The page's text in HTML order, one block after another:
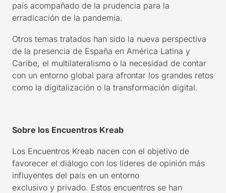
país acompañado de la prudencia para la
erradicación de la pandemia.
Otros temas tratados han sido la nueva perspectiva
de la presencia de España en América Latina y
Caribe, el multilateralismo o la necesidad de contar
con un entorno global para afrontar los grandes retos
como la digitalización o la transformación digital.
Sobre los Encuentros Kreab
Los Encuentros Kreab nacen con el objetivo de
favorecer el diálogo con los líderes de opinión más
influyentes del país en un entorno
exclusivo y privado. Estos encuentros se han